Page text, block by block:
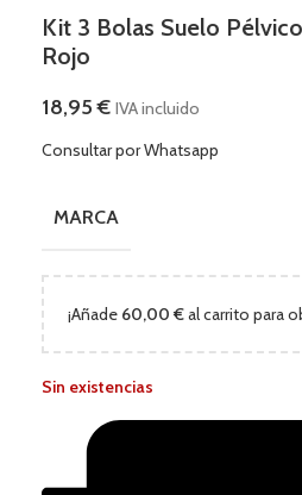
Kit 3 Bolas Suelo
Rojo
18,95€ IVA incluido
Consultar por Whatsapp
MARCA
¡Añade 60,00 €al carrito para
Sin existencias